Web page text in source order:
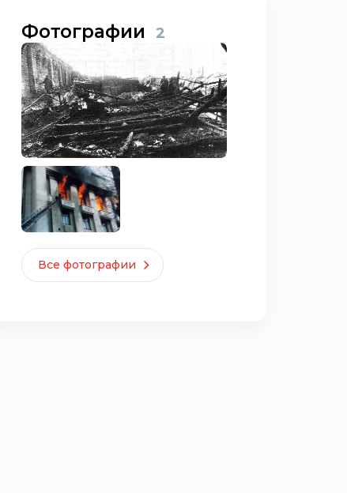
Фотографии 2
Все фотографии